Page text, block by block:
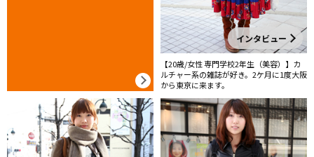
インタビュー
【20歳/女性 専門学校2年生（美容）】カ
ルチャー系の雑誌が好き。2ケ月に1度大阪
から東京に来ます。